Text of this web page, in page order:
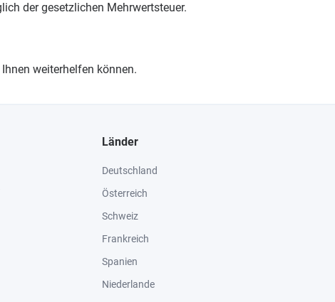
der gesetzlichen Mehrwertsteuer.
weiterhelfen können.
Länder
Deutschland
Österreich
Schweiz
Frankreich
Spanien
Niederlande